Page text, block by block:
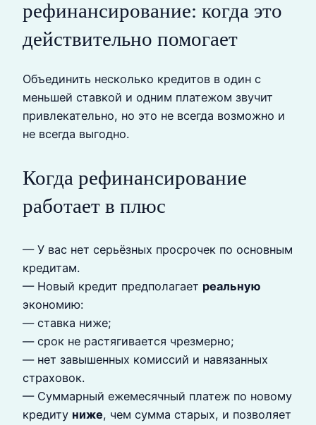
рефинансирование: когда это
действительно помогает
Объединить несколько кредитов в один с
меньшей ставкой и одним платежом звучит
привлекательно, но это не всегда возможно и
не всегда выгодно.
Когда рефинансирование
работает в плюс
— У вас нет серьёзных просрочек по основным
кредитам.
— Новый кредит предполагает реальную
экономию:
— ставка ниже;
— срок не растягивается чрезмерно;
— нет завышенных комиссий и навязанных
страховок.
— Суммарный ежемесячный платеж по новому
кредиту ниже, чем сумма старых, и позволяет